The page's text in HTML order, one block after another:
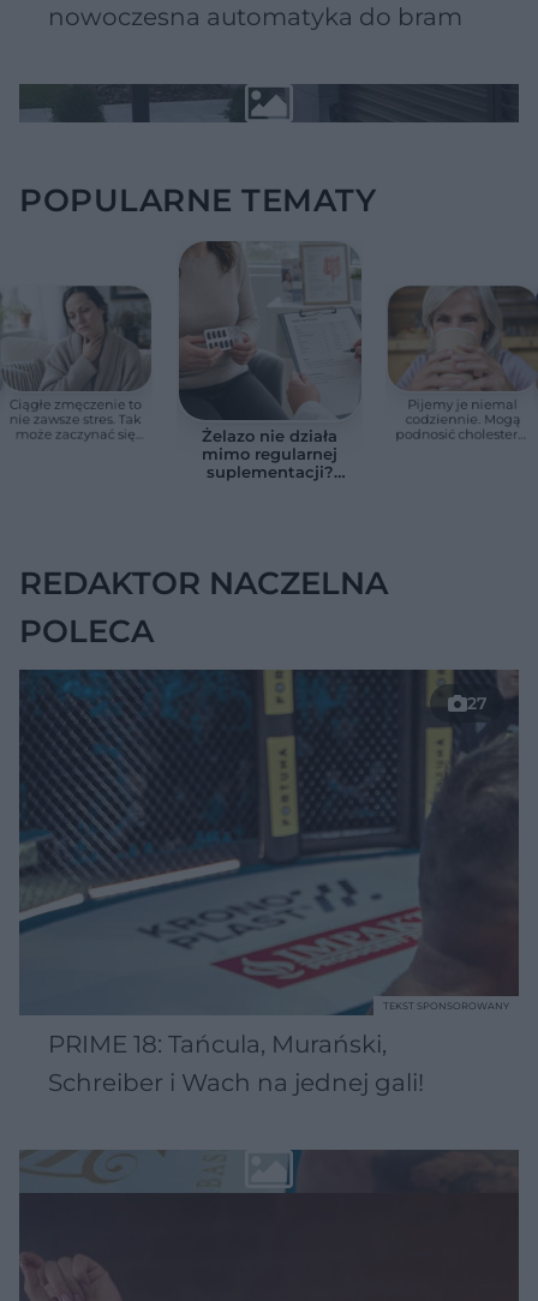
nowoczesna automatyka do bram
POPULARNE TEMATY
Ciągłe zmęczenie to
nie zawsze stres. Tak
może zaczynać się
Żelazo nie działa
mimo regularnej
suplementacji?
Pijemy je niemal
codziennie. Mogą
podnosić cholesterol
REDAKTOR NACZELNA
POLECA
27
PRIME 18: Tańcula, Murański,
Schreiber i Wach na jednej gali!
TEKST SPONSOROWANY